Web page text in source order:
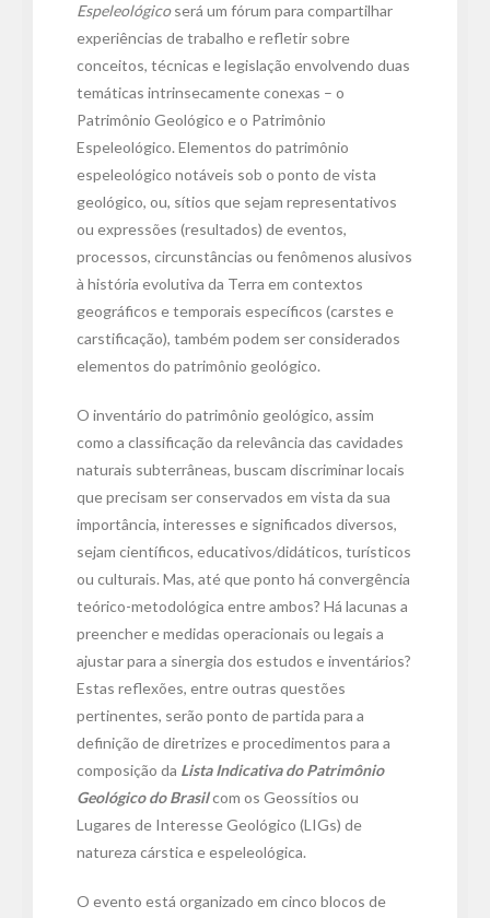
Espeleológicoserá um fórum para compartilhar
experiências de trabalho e refletir sobre
conceitos, técnicas e legislação envolvendo duas
temáticas intrinsecamente conexas – o
Patrimônio Geológico e o Patrimônio
Espeleológico. Elementos do patrimônio
espeleológico notáveis sob o ponto de vista
geológico, ou, sítios que sejam representativos
ou expressões (resultados) de eventos,
processos, circunstâncias ou fenômenos alusivos
à história evolutiva da Terra em contextos
geográficos e temporais específicos (carstes e
carstificação), também podem ser considerados
elementos do patrimônio geológico.
O inventário do patrimônio geológico, assim
como a classificação da relevância das cavidades
naturais subterrâneas, buscam discriminar locais
que precisam ser conservados em vista da sua
importância, interesses e significados diversos,
sejam científicos, educativos/didáticos, turísticos
ou culturais. Mas, até que ponto há convergência
teórico-metodológica entre ambos? Há lacunas a
preencher e medidas operacionais ou legais a
ajustar para a sinergia dos estudos e inventários?
Estas reflexões, entre outras questões
pertinentes, serão ponto de partida para a
definição de diretrizes e procedimentos para a
composição da Lista Indicativa do Patrimônio
Geológico do Brasilcom os Geossítios ou
Lugares de Interesse Geológico (LIGs) de
natureza cárstica e espeleológica.
O evento está organizado em cinco blocos de